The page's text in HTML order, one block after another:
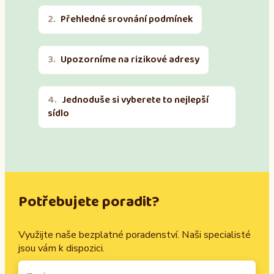
Přehledné srovnání podmínek
Upozorníme na rizikové adresy
Jednoduše si vyberete to nejlepší
sídlo
Potřebujete poradit?
Využijte naše bezplatné poradenství. Naši specialisté
jsou vám k dispozici.